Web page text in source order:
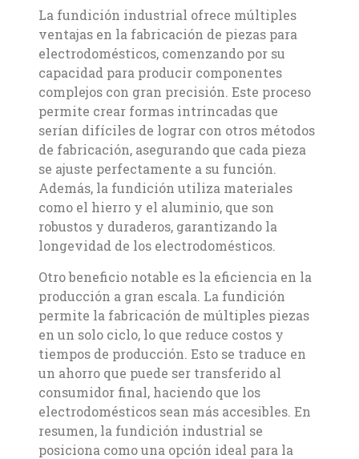
La fundición industrial ofrece múltiples
ventajas en la fabricación de piezas para
electrodomésticos, comenzando por su
capacidad para producir componentes
complejos con gran precisión. Este proceso
permite crear formas intrincadas que
serían difíciles de lograr con otros métodos
de fabricación, asegurando que cada pieza
se ajuste perfectamente a su función.
Además, la fundición utiliza materiales
como el hierro y el aluminio, que son
robustos y duraderos, garantizando la
longevidad de los electrodomésticos.
Otro beneficio notable es la eficiencia en la
producción a gran escala. La fundición
permite la fabricación de múltiples piezas
en un solo ciclo, lo que reduce costos y
tiempos de producción. Esto se traduce en
un ahorro que puede ser transferido al
consumidor final, haciendo que los
electrodomésticos sean más accesibles. En
resumen, la fundición industrial se
posiciona como una opción ideal para la